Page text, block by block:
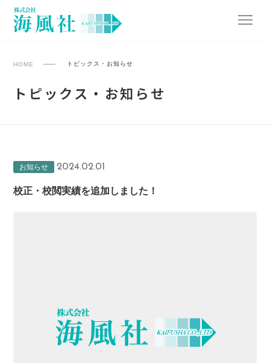
HOME トピックス・お知らせ
トピックス・お知らせ
お知らせ 2024.02.01
校正・校閲実績を追加しました！